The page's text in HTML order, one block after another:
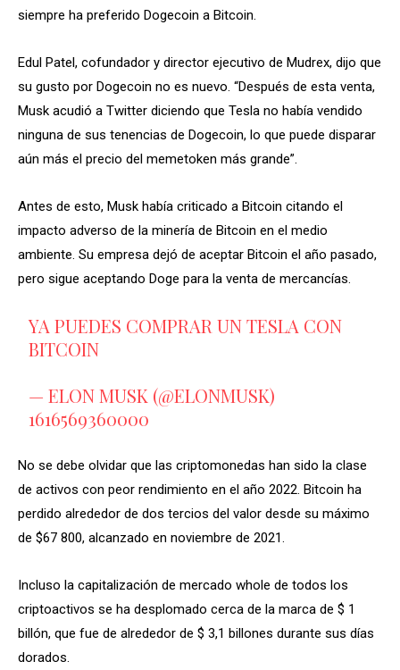
siempre ha preferido Dogecoin a Bitcoin.
Edul Patel, cofundador y director ejecutivo de Mudrex, dijo que
su gusto por Dogecoin no es nuevo. “Después de esta venta,
Musk acudió a Twitter diciendo que Tesla no había vendido
ninguna de sus tenencias de Dogecoin, lo que puede disparar
aún más el precio del memetoken más grande”.
Antes de esto, Musk había criticado a Bitcoin citando el
impacto adverso de la minería de Bitcoin en el medio
ambiente. Su empresa dejó de aceptar Bitcoin el año pasado,
pero sigue aceptando Doge para la venta de mercancías.
YA PUEDES COMPRAR UN TESLA CON
BITCOIN
— ELON MUSK (@ELONMUSK)
1616569360000
No se debe olvidar que las criptomonedas han sido la clase
de activos con peor rendimiento en el año 2022. Bitcoin ha
perdido alrededor de dos tercios del valor desde su máximo
de $67 800, alcanzado en noviembre de 2021.
Incluso la capitalización de mercado whole de todos los
criptoactivos se ha desplomado cerca de la marca de $ 1
billón, que fue de alrededor de $ 3,1 billones durante sus días
dorados.